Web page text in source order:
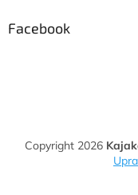
Facebook
Copyright 2026